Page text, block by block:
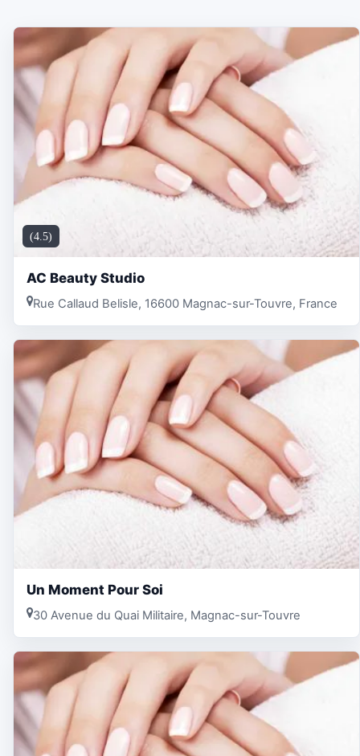
(4.5)
AC Beauty Studio
Rue Callaud Belisle, 16600 Magnac-sur-Touvre, France
Un Moment Pour Soi
30 Avenue du Quai Militaire, Magnac-sur-Touvre